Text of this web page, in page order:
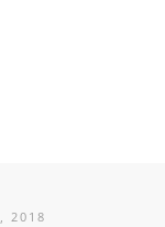
2018